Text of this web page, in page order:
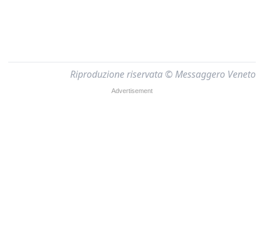
Riproduzione riservata © Messaggero Veneto